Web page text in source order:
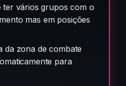
ter vários grupos com o
mas em posições
da zona de combate
para